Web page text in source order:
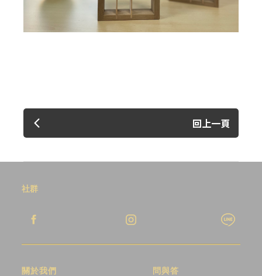
回上一頁
社群
關於我們 問與答